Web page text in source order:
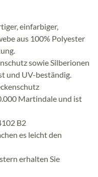
einfarbiger,
aus 100% Polyester
sowie Silberionen
und UV-beständig.
Martindale und ist
B2
es leicht den
erhalten Sie